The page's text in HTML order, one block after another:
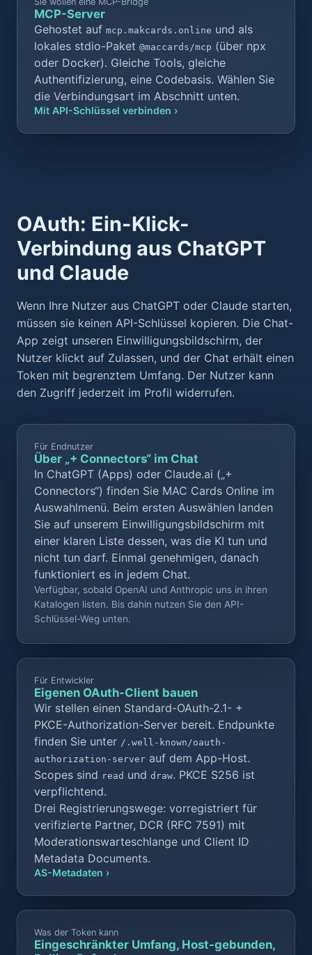
MCP-Server
Gehostet auf mcp.makcards.online und als
lokales stdio-Paket @maccards/mcp (über npx
oder Docker). Gleiche Tools, gleiche
Authentifizierung, eine Codebasis. Wählen Sie
die Verbindungsart im Abschnitt unten.
Mit API-Schlüssel verbinden ›
OAuth: Ein-Klick-
Verbindung aus ChatGPT
und Claude
Wenn Ihre Nutzer aus ChatGPT oder Claude starten,
müssen sie keinen API-Schlüssel kopieren. Die Chat-
App zeigt unseren Einwilligungsbildschirm, der
Nutzer klickt auf Zulassen, und der Chat erhält einen
Token mit begrenztem Umfang. Der Nutzer kann
den Zugriff jederzeit im Profil widerrufen.
Für Endnutzer
Über „+ Connectors“ im Chat
In ChatGPT (Apps) oder Claude.ai („+
Connectors“) finden Sie MAC Cards Online im
Auswahlmenü. Beim ersten Auswählen landen
Sie auf unserem Einwilligungsbildschirm mit
einer klaren Liste dessen, was die KI tun und
nicht tun darf. Einmal genehmigen, danach
funktioniert es in jedem Chat.
Verfügbar, sobald OpenAI und Anthropic uns in ihren
Katalogen listen. Bis dahin nutzen Sie den API-
Schlüssel-Weg unten.
Für Entwickler
Eigenen OAuth-Client bauen
Wir stellen einen Standard-OAuth-2.1- +
PKCE-Authorization-Server bereit. Endpunkte
finden Sie unter /.well-known/oauth-
authorization-server auf dem App-Host.
Scopes sind read und draw. PKCE S256 ist
verpflichtend.
Drei Registrierungswege: vorregistriert für
verifizierte Partner, DCR (RFC 7591) mit
Moderationswarteschlange und Client ID
Metadata Documents.
AS-Metadaten ›
Was der Token kann
Eingeschränkter Umfang, Host-gebunden,